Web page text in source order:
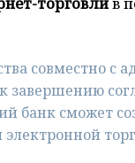
совместно с
завершению
банк сможет